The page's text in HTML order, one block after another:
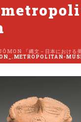
「縄文－日本における